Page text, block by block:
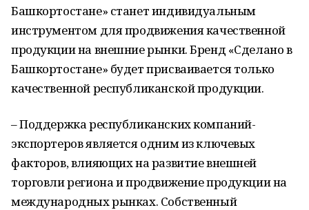
Башкортостане» станет индивидуальным
инструментом для продвижения качественной
продукции на внешние рынки. Бренд «Сделано в
Башкортостане» будет присваивается только
качественной республиканской продукции.
– Поддержка республиканских компаний-
экспортеров является одним из ключевых
факторов, влияющих на развитие внешней
торговли региона и продвижение продукции на
международных рынках. Собственный